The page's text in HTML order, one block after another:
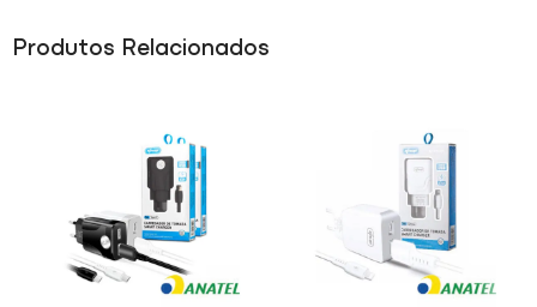
Produtos Relacionados